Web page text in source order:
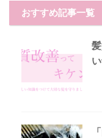
おすすめ記事一覧